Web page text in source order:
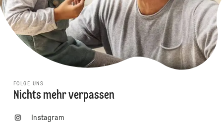
FOLGE UNS
Nichts mehr verpassen
Instagram